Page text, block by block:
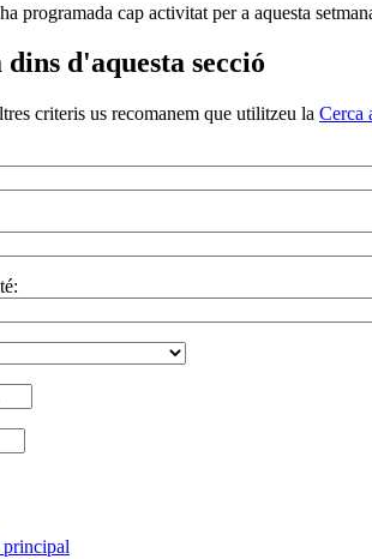
programada cap activitat per a aquesta
d'aquesta secció
criteris us recomanem que utilitzeu la Cerca